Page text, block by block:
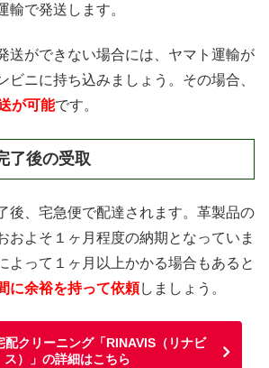
輸で発送します。
送ができない場合には、ヤマト運輸が
ビニに持ち込みましょう。その場合、
が可能です。
了後の受取
後、宅急便で配達されます。革製品の
およそ１ヶ月程度の納期となっていま
よって１ヶ月以上かかる場合もあると
に余裕を持って依頼しましょう。
配クリーニング「RINAVIS（リナビ
ス）」の詳細はこちら